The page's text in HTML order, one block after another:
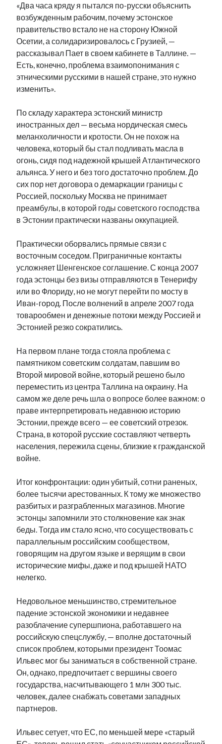
«Два часа кряду я пытался по-русски объяснить
возбужденным рабочим, почему эстонское
правительство встало не на сторону Южной
Осетии, а солидаризировалось с Грузией, —
рассказывал Пает в своем кабинете в Таллине. —
Есть, конечно, проблема взаимопонимания с
этническими русскими в нашей стране, это нужно
изменить».
По складу характера эстонский министр
иностранных дел — весьма нордическая смесь
меланхоличности и кротости. Он не похож на
человека, который бы стал подливать масла в
огонь, сидя под надежной крышей Атлантического
альянса. У него и без того достаточно проблем. До
сих пор нет договора о демаркации границы с
Россией, поскольку Москва не принимает
преамбулы, в которой годы советского господства
в Эстонии практически названы оккупацией.
Практически оборвались прямые связи с
восточным соседом. Приграничные контакты
усложняет Шенгенское соглашение. С конца 2007
года эстонцы без визы отправляются в Тенерифу
или во Флориду, но не могут перейти по мосту в
Иван-город. После волнений в апреле 2007 года
товарообмен и денежные потоки между Россией и
Эстонией резко сократились.
На первом плане тогда стояла проблема с
памятником советским солдатам, павшим во
Второй мировой войне, который решено было
переместить из центра Таллина на окраину. На
самом же деле речь шла о вопросе более важном: о
праве интерпретировать недавнюю историю
Эстонии, прежде всего — ее советский отрезок.
Страна, в которой русские составляют четверть
населения, пережила сцены, близкие к гражданской
войне.
Итог конфронтации: один убитый, сотни раненых,
более тысячи арестованных. К тому же множество
разбитых и разграбленных магазинов. Многие
эстонцы запомнили это столкновение как знак
беды. Тогда им стало ясно, что сосуществовать с
параллельным российским сообществом,
говорящим на другом языке и верящим в свои
исторические мифы, даже и под крышей НАТО
нелегко.
Недовольное меньшинство, стремительное
падение эстонской экономики и недавнее
разоблачение супершпиона, работавшего на
российскую спецслужбу, — вполне достаточный
список проблем, которыми президент Тоомас
Ильвес мог бы заниматься в собственной стране.
Он, однако, предпочитает с вершины своего
государства, насчитывающего 1 млн 300 тыс.
человек, далее снабжать советами западных
партнеров.
Ильвес сетует, что ЕС, по меньшей мере «старый